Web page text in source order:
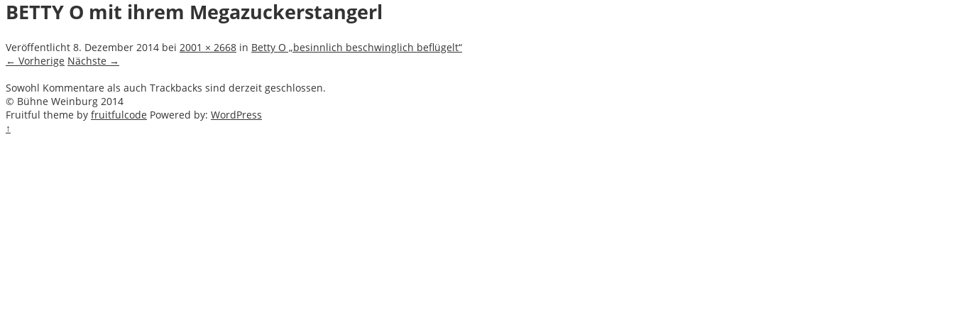
BETTY O mit ihrem Megazuckerstangerl
Veröffentlicht 8. Dezember 2014 bei 2001 × 2668 in Betty O „besinnlich beschwinglich beflügelt“
← Vorherige Nächste →
Sowohl Kommentare als auch Trackbacks sind derzeit geschlossen.
© Bühne Weinburg 2014
Fruitful theme by fruitfulcode Powered by: WordPress
↑